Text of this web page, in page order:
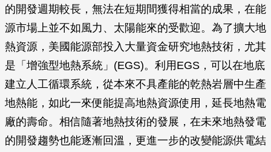
的開發週期較長，無法在短期間獲得相當的成果，在能
源市場上並不如風力、太陽能來的受歡迎。為了擴大地
熱資源，美國能源部投入大量資金研究地熱技術，尤其
是「增強型地熱系統」(EGS)。利用EGS，可以在地底
建立人工循環系統，從本來不具產能的乾熱岩層中生產
地熱能，如此一來便能提高地熱資源使用，延長地熱電
廠的壽命。相信隨著地熱技術的發展，在未來地熱發電
的開發趨勢也能逐漸回溫，更進一步的改變能源供電結